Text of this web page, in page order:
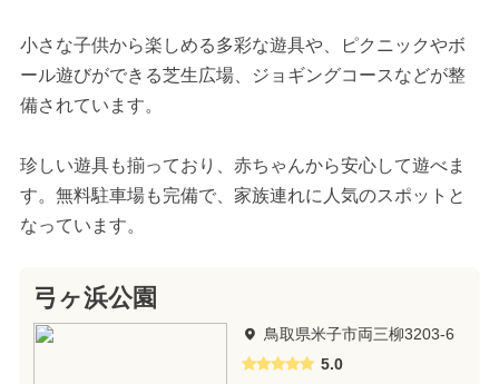
小さな子供から楽しめる多彩な遊具や、ピクニックやボ
ール遊びができる芝生広場、ジョギングコースなどが整
備されています。
珍しい遊具も揃っており、赤ちゃんから安心して遊べま
す。無料駐車場も完備で、家族連れに人気のスポットと
なっています。
弓ヶ浜公園
鳥取県米子市両三柳3203-6
5.0